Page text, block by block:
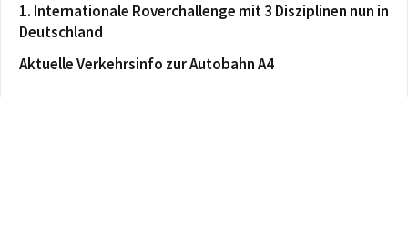
1. Internationale Roverchallenge mit 3 Disziplinen nun in
Deutschland
Aktuelle Verkehrsinfo zur Autobahn A4